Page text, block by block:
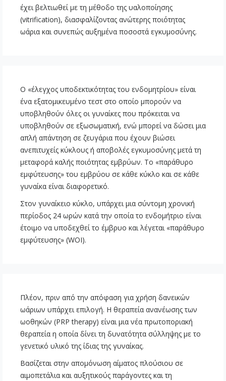
έχει βελτιωθεί με τη μέθοδο της υαλοποίησης
(vitrification), διασφαλίζοντας ανώτερης ποιότητας
ωάρια και συνεπώς αυξημένα ποσοστά εγκυμοσύνης.
Ο «έλεγχος υποδεκτικότητας του ενδομητρίου» είναι
ένα εξατομικευμένο τεστ στο οποίο μπορούν να
υποβληθούν όλες οι γυναίκες που πρόκειται να
υποβληθούν σε εξωσωματική, ενώ μπορεί να δώσει μια
απλή απάντηση σε ζευγάρια που έχουν βιώσει
ανεπιτυχείς κύκλους ή αποβολές εγκυμοσύνης μετά τη
μεταφορά καλής ποιότητας εμβρύων. Το «παράθυρο
εμφύτευσης» του εμβρύου σε κάθε κύκλο και σε κάθε
γυναίκα είναι διαφορετικό.
Στον γυναίκειο κύκλο, υπάρχει μια σύντομη χρονική
περίοδος 24 ωρών κατά την οποία το ενδομήτριο είναι
έτοιμο να υποδεχθεί το έμβρυο και λέγεται «παράθυρο
εμφύτευσης» (WOI).
Πλέον, πριν από την απόφαση για χρήση δανεικών
ωάριων υπάρχει επιλογή. Η θεραπεία ανανέωσης των
ωοθηκών (PRP therapy) είναι μια νέα πρωτοποριακή
θεραπεία η οποία δίνει τη δυνατότητα σύλληψης με το
γενετικό υλικό της ίδιας της γυναίκας.
Βασίζεται στην απομόνωση αίματος πλούσιου σε
αιμοπετάλια και αυξητικούς παράγοντες και τη